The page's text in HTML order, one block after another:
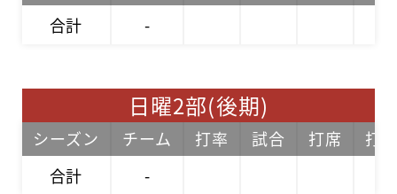
合計
-
日曜2部(後期)
シーズン チーム 打率 試合 打席
打
合計
-